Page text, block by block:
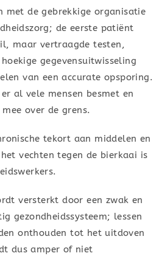
met de gebrekkige organisatie
de eerste patiënt
maar vertraagde testen,
gegevensuitwisseling
van een accurate opsporing.
al vele mensen besmet en
over de grens.
tekort aan middelen en
vechten tegen de bierkaai is
versterkt door een zwak en
gezondheidssysteem; lessen
onthouden tot het uitdoven
dus amper of niet